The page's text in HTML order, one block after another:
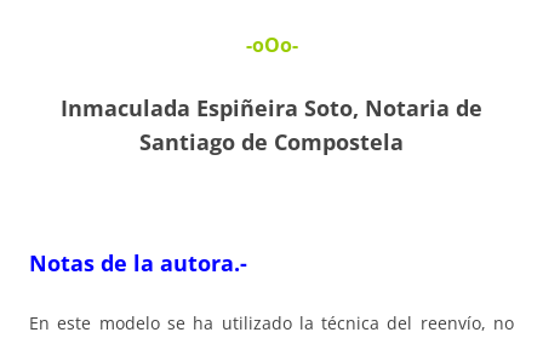
-oOo-
Inmaculada Espiñeira Soto, Notaria de
Santiago de Compostela
Notas de la autora.-
En este modelo se ha utilizado la técnica del reenvío, no